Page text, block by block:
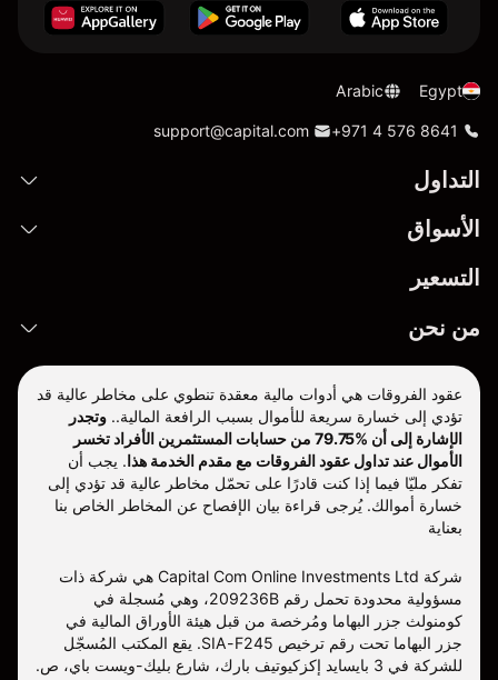
Egypt
Arabic
+971 4 576 8641
support@capital.com
التداول
الأسواق
التسعير
من نحن
عقود الفروقات هي أدوات مالية معقدة تنطوي على مخاطر عالية قد
تؤدي إلى خسارة سريعة للأموال بسبب الرافعة المالية.. وتجدر
الإشارة إلى أن %79.75 من حسابات المستثمرين الأفراد تخسر
الأموال عند تداول عقود الفروقات مع مقدم الخدمة هذا. يجب أن
تفكر مليّا فيما إذا كنت قادرًا على تحمّل مخاطر عالية قد تؤدي إلى
خسارة أموالك. يُرجى قراءة بيان الإفصاح عن المخاطر الخاص بنا
بعناية
شركة Capital Com Online Investments Ltd هي شركة ذات
مسؤولية محدودة تحمل رقم 209236B، وهي مُسجلة في
كومنولث جزر البهاما ومُرخصة من قبل هيئة الأوراق المالية في
جزر البهاما تحت رقم ترخيص SIA-F245. يقع المكتب المُسجّل
للشركة في 3 بايسايد إكزكيوتيف بارك، شارع بليك-ويست باي، ص.